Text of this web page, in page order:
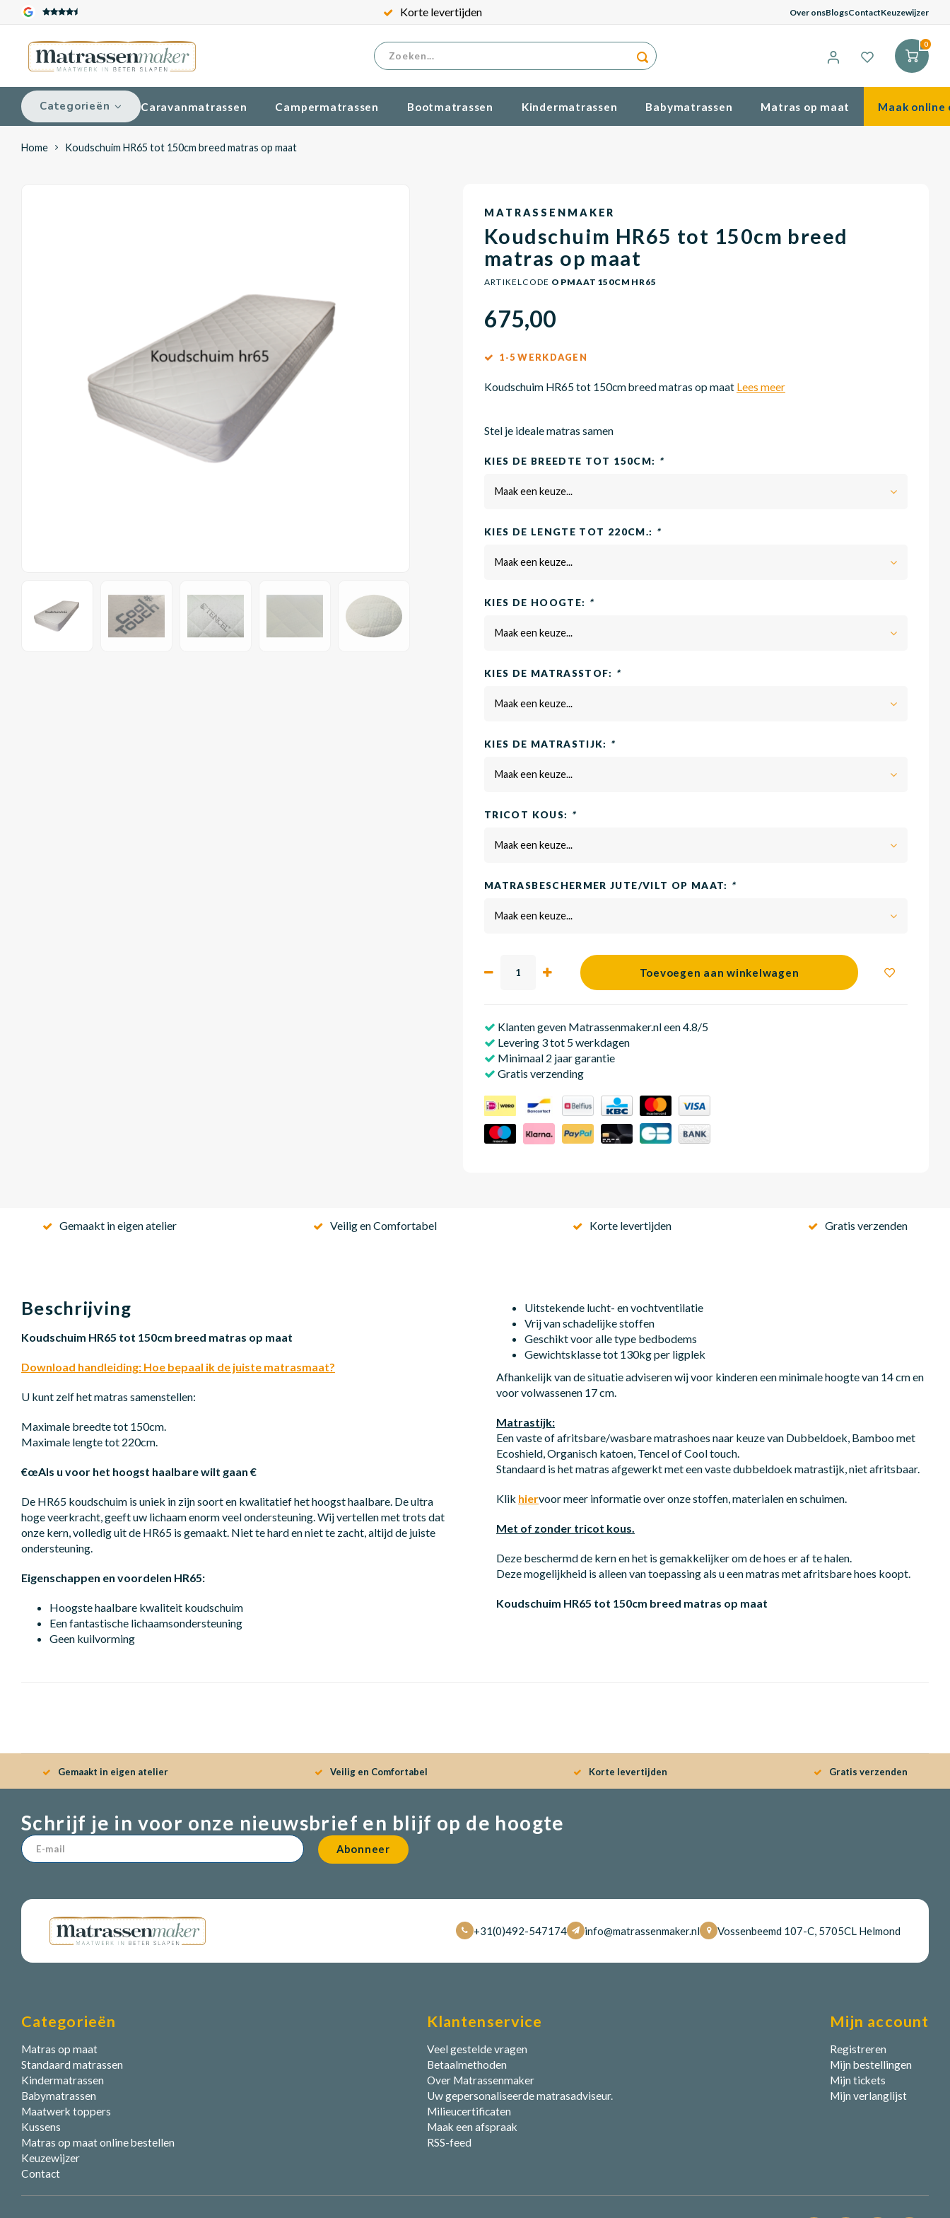
Korte levertijden Over onsBlogsContactKeuzewijzer
0
Categorieën Caravanmatrassen Campermatrassen Bootmatrassen Kindermatrassen Babymatrassen Matras op maat Maak online
Home Koudschuim HR65 tot 150cm breed matras op maat
MATRASSENMAKER
Koudschuim HR65 tot 150cm breed
matras op maat
ARTIKELCODE OPMAAT150CMHR65
675,00
1-5 WERKDAGEN
Koudschuim HR65 tot 150cm breed matras op maat Lees meer
Stel je ideale matras samen
KIES DE BREEDTE TOT 150CM: *
Maak een keuze...
KIES DE LENGTE TOT 220CM.: *
Maak een keuze...
KIES DE HOOGTE: *
Maak een keuze...
KIES DE MATRASSTOF: *
Maak een keuze...
KIES DE MATRASTIJK: *
Maak een keuze...
TRICOT KOUS: *
Maak een keuze...
MATRASBESCHERMER JUTE/VILT OP MAAT: *
Maak een keuze...
Toevoegen aan winkelwagen
Klanten geven Matrassenmaker.nl een 4.8/5
Levering 3 tot 5 werkdagen
Minimaal 2 jaar garantie
Gratis verzending
Gemaakt in eigen atelier Veilig en Comfortabel Korte levertijden Gratis verzenden
Beschrijving
Koudschuim HR65 tot 150cm breed matras op maat
Download handleiding: Hoe bepaal ik de juiste matrasmaat?
U kunt zelf het matras samenstellen:
Maximale breedte tot 150cm.
Maximale lengte tot 220cm.
€œAls u voor het hoogst haalbare wilt gaan €
De HR65 koudschuim is uniek in zijn soort en kwalitatief het hoogst haalbare. De ultra
hoge veerkracht, geeft uw lichaam enorm veel ondersteuning. Wij vertellen met trots dat
onze kern, volledig uit de HR65 is gemaakt. Niet te hard en niet te zacht, altijd de juiste
ondersteuning.
Eigenschappen en voordelen HR65:
Hoogste haalbare kwaliteit koudschuim
Een fantastische lichaamsondersteuning
Geen kuilvorming
Uitstekende lucht- en vochtventilatie
Vrij van schadelijke stoffen
Geschikt voor alle type bedbodems
Gewichtsklasse tot 130kg per ligplek
Afhankelijk van de situatie adviseren wij voor kinderen een minimale hoogte van 14 cm en
voor volwassenen 17 cm.
Matrastijk:
Een vaste of afritsbare/wasbare matrashoes naar keuze van Dubbeldoek, Bamboo met
Ecoshield, Organisch katoen, Tencel of Cool touch.
Standaard is het matras afgewerkt met een vaste dubbeldoek matrastijk, niet afritsbaar.
Klik hiervoor meer informatie over onze stoffen, materialen en schuimen.
Met of zonder tricot kous.
Deze beschermd de kern en het is gemakkelijker om de hoes er af te halen.
Deze mogelijkheid is alleen van toepassing als u een matras met afritsbare hoes koopt.
Koudschuim HR65 tot 150cm breed matras op maat
Gemaakt in eigen atelier Veilig en Comfortabel Korte levertijden Gratis verzenden
Schrijf je in voor onze nieuwsbrief en blijf op de hoogte
Abonneer
+31(0)492-547174 info@matrassenmaker.nl Vossenbeemd 107-C, 5705CL Helmond
Categorieën
Matras op maat
Standaard matrassen
Kindermatrassen
Babymatrassen
Maatwerk toppers
Kussens
Matras op maat online bestellen
Keuzewijzer
Contact
Klantenservice
Veel gestelde vragen
Betaalmethoden
Over Matrassenmaker
Uw gepersonaliseerde matrasadviseur.
Milieucertificaten
Maak een afspraak
RSS-feed
Mijn account
Registreren
Mijn bestellingen
Mijn tickets
Mijn verlanglijst